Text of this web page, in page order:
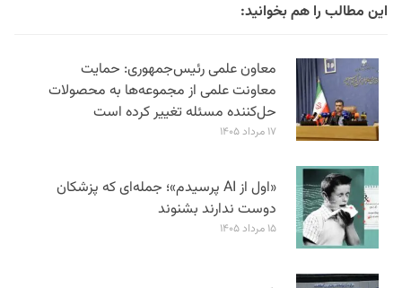
این مطالب را هم بخوانید:
معاون علمی رئیس‌جمهوری: حمایت
معاونت علمی از مجموعه‌ها به محصولات
حل‌کننده مسئله تغییر کرده است
۱۷ مرداد ۱۴۰۵
«اول از AI پرسیدم»؛ جمله‌ای که پزشکان
دوست ندارند بشنوند
۱۵ مرداد ۱۴۰۵